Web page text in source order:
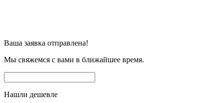
Ваша заявка отправлена!
Мы свяжемся с вами в ближайшее время.
Нашли дешевле